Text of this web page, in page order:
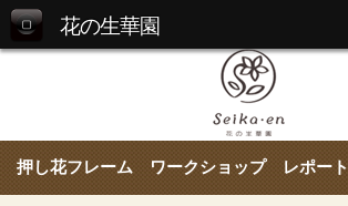
花の生華園
押し花フレーム ワークショップ レポート